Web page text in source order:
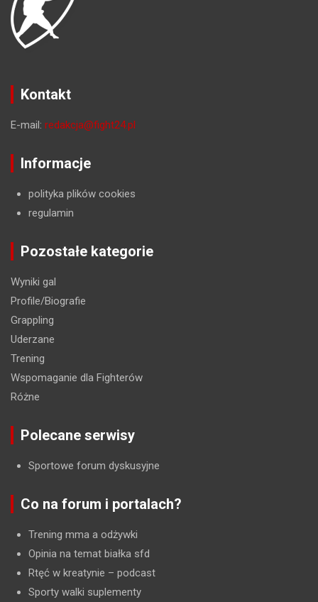
Kontakt
E-mail: redakcja@fight24.pl
Informacje
polityka plików cookies
regulamin
Pozostałe kategorie
Wyniki gal
Profile/Biografie
Grappling
Uderzane
Trening
Wspomaganie dla Fighterów
Różne
Polecane serwisy
Sportowe forum dyskusyjne
Co na forum i portalach?
Trening mma a odżywki
Opinia na temat białka sfd
Rtęć w kreatynie – podcast
Sporty walki suplementy